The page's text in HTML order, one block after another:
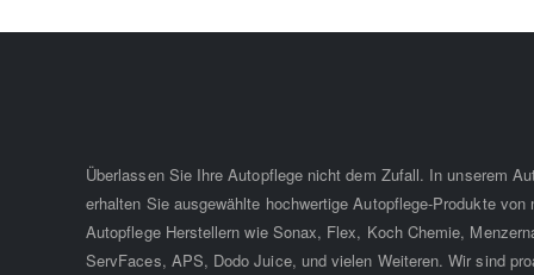
Überlassen Sie Ihre Autopflege nicht dem Zufall. In unserem
erhalten Sie ausgewählte hochwertige Autopflege-Produkte von
Autopflege Herstellern wie Sonax, Flex, Koch Chemie,
ServFaces, APS, Dodo Juice, und vielen Weiteren. Wir sind